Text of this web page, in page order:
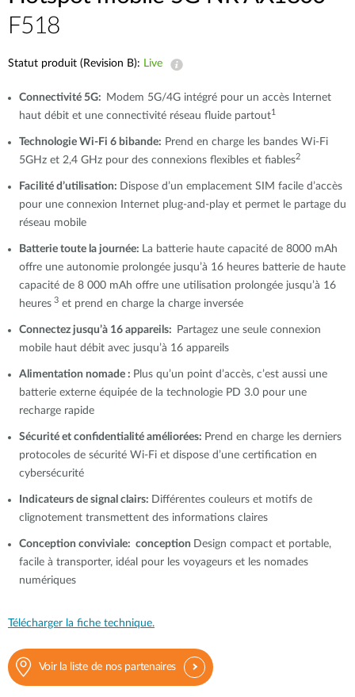
F518
Statut produit (Revision B): Live
Connectivité 5G:
Modem 5G/4G intégré pour un accès Internet
haut débit et une connectivité réseau fluide partout1
Technologie Wi-Fi 6 bibande: Prend en charge les bandes Wi-Fi
5GHz et 2,4 GHz pour des connexions flexibles et fiables2
Facilité d’utilisation: Dispose d’un emplacement SIM facile d’accès
pour une connexion Internet plug-and-play et permet le partage du
réseau mobile
Batterie toute la journée: La batterie haute capacité de 8000 mAh
offre une autonomie prolongée jusqu’à 16 heures batterie de haute
capacité de 8 000 mAh offre une utilisation prolongée jusqu’à 16
heures 3 et prend en charge la charge inversée
Connectez jusqu’à 16 appareils:
Partagez une seule connexion
mobile haut débit avec jusqu’à 16 appareils
Alimentation nomade : Plus qu’un point d’accès, c’est aussi une
batterie externe équipée de la technologie PD 3.0 pour une
recharge rapide
Sécurité et confidentialité améliorées: Prend en charge les derniers
protocoles de sécurité Wi-Fi et dispose d’une certification en
cybersécurité
Indicateurs de signal clairs: Différentes couleurs et motifs de
clignotement transmettent des informations claires
Conception conviviale: conception Design compact et portable,
facile à transporter, idéal pour les voyageurs et les nomades
numériques
Télécharger la fiche technique.
Voir la liste de nos partenaires